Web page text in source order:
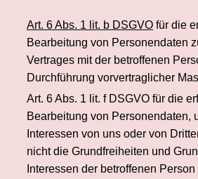
Art. 6 Abs. 1 lit. b DSGVO für die
Bearbeitung von Personendaten
Vertrages mit der betroffenen
Durchführung vorvertraglicher
Art. 6 Abs. 1 lit. f DSGVO für die
Bearbeitung von Personendaten,
Interessen von uns oder von
nicht die Grundfreiheiten und
Interessen der betroffenen